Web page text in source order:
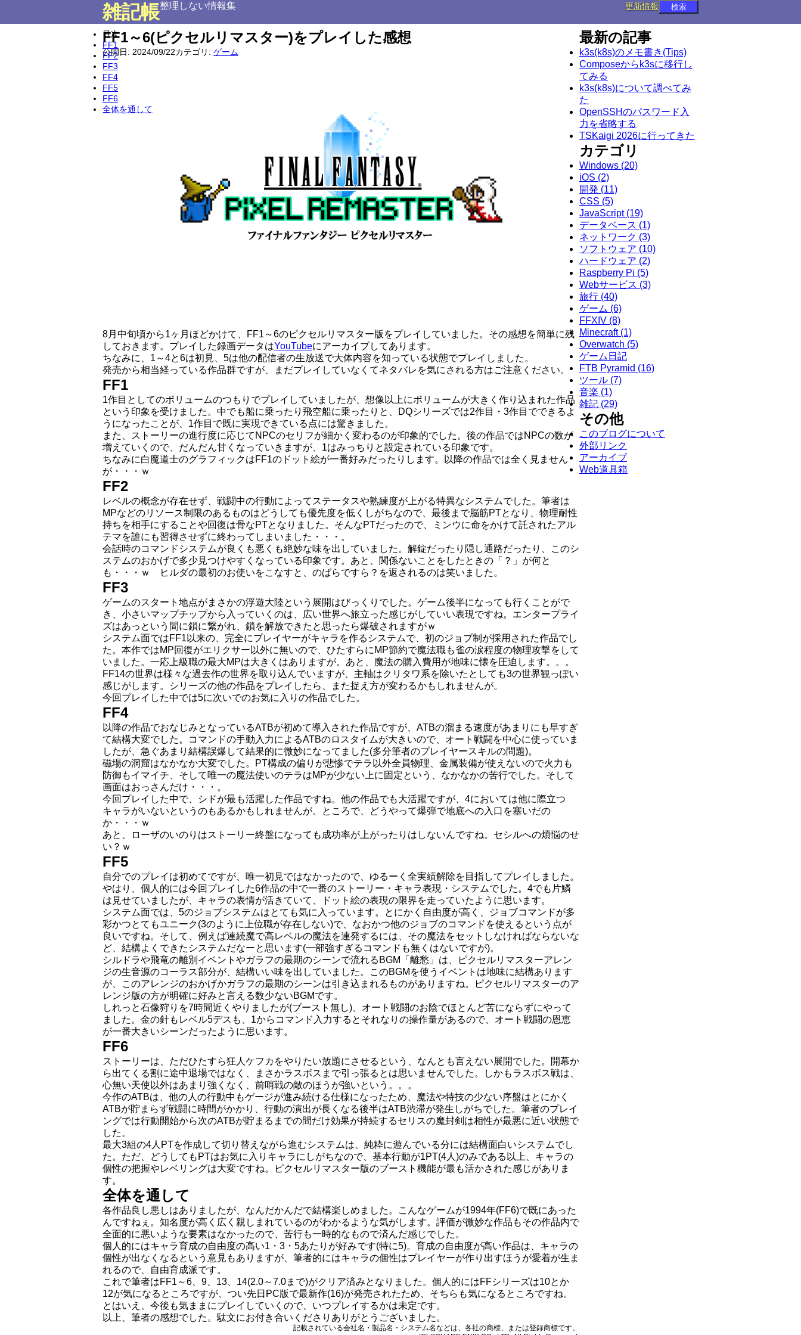
雑記帳整理しない情報集 更新情報
目次
FF1
FF2
FF3
FF4
FF5
FF6
全体を通して
FF1～6(ピクセルリマスター)をプレイした感想
公開日: 2024/09/22カテゴリ: ゲーム
8月中旬頃から1ヶ月ほどかけて、FF1～6のピクセルリマスター版をプレイしていました。その感想を簡単に残
しておきます。プレイした録画データはYouTubeにアーカイブしてあります。
ちなみに、1～4と6は初見、5は他の配信者の生放送で大体内容を知っている状態でプレイしました。
発売から相当経っている作品群ですが、まだプレイしていなくてネタバレを気にされる方はご注意ください。
FF1
1作目としてのボリュームのつもりでプレイしていましたが、想像以上にボリュームが大きく作り込まれた作品
という印象を受けました。中でも船に乗ったり飛空船に乗ったりと、DQシリーズでは2作目・3作目でできるよ
うになったことが、1作目で既に実現できている点には驚きました。
また、ストーリーの進行度に応じてNPCのセリフが細かく変わるのが印象的でした。後の作品ではNPCの数が
増えていくので、だんだん甘くなっていきますが、1はみっちりと設定されている印象です。
ちなみに白魔道士のグラフィックはFF1のドット絵が一番好みだったりします。以降の作品では全く見ません
が・・・ｗ
FF2
レベルの概念が存在せず、戦闘中の行動によってステータスや熟練度が上がる特異なシステムでした。筆者は
MPなどのリソース制限のあるものはどうしても優先度を低くしがちなので、最後まで脳筋PTとなり、物理耐性
持ちを相手にすることや回復は骨なPTとなりました。そんなPTだったので、ミンウに命をかけて託されたアル
テマを誰にも習得させずに終わってしまいました・・・。
会話時のコマンドシステムが良くも悪くも絶妙な味を出していました。解錠だったり隠し通路だったり、このシ
ステムのおかげで多少見つけやすくなっている印象です。あと、関係ないことをしたときの「？」が何と
も・・・ｗ ヒルダの最初のお使いをこなすと、のばらですら？を返されるのは笑いました。
FF3
ゲームのスタート地点がまさかの浮遊大陸という展開はびっくりでした。ゲーム後半になっても行くことがで
き、小さいマップチップから入っていくのは、広い世界へ旅立った感じがしていい表現ですね。エンタープライ
ズはあっという間に鎖に繋がれ、鎖を解放できたと思ったら爆破されますがｗ
システム面ではFF1以来の、完全にプレイヤーがキャラを作るシステムで、初のジョブ制が採用された作品でし
た。本作ではMP回復がエリクサー以外に無いので、ひたすらにMP節約で魔法職も雀の涙程度の物理攻撃をして
いました。一応上級職の最大MPは大きくはありますが。あと、魔法の購入費用が地味に懐を圧迫します。。。
FF14の世界は様々な過去作の世界を取り込んでいますが、主軸はクリタワ系を除いたとしても3の世界観っぽい
感じがします。シリーズの他の作品をプレイしたら、また捉え方が変わるかもしれませんが。
今回プレイした中では5に次いでのお気に入りの作品でした。
FF4
以降の作品でおなじみとなっているATBが初めて導入された作品ですが、ATBの溜まる速度があまりにも早すぎ
て結構大変でした。コマンドの手動入力によるATBのロスタイムが大きいので、オート戦闘を中心に使っていま
したが、急ぐあまり結構誤爆して結果的に微妙になってました(多分筆者のプレイヤースキルの問題)。
磁場の洞窟はなかなか大変でした。PT構成の偏りが悲惨でテラ以外全員物理、金属装備が使えないので火力も
防御もイマイチ、そして唯一の魔法使いのテラはMPが少ない上に固定という、なかなかの苦行でした。そして
画面はおっさんだけ・・・。
今回プレイした中で、シドが最も活躍した作品ですね。他の作品でも大活躍ですが、4においては他に際立つ
キャラがいないというのもあるかもしれませんが。ところで、どうやって爆弾で地底への入口を塞いだの
か・・・ｗ
あと、ローザのいのりはストーリー終盤になっても成功率が上がったりはしないんですね。セシルへの煩悩のせ
い？ｗ
FF5
自分でのプレイは初めてですが、唯一初見ではなかったので、ゆるーく全実績解除を目指してプレイしました。
やはり、個人的には今回プレイした6作品の中で一番のストーリー・キャラ表現・システムでした。4でも片鱗
は見せていましたが、キャラの表情が活きていて、ドット絵の表現の限界を走っていたように思います。
システム面では、5のジョブシステムはとても気に入っています。とにかく自由度が高く、ジョブコマンドが多
彩かつとてもユニーク(3のように上位職が存在しない)で、なおかつ他のジョブのコマンドを使えるという点が
良いですね。そして、例えば連続魔で高レベルの魔法を連発するには、その魔法をセットしなければならないな
ど、結構よくできたシステムだなーと思います(一部強すぎるコマンドも無くはないですが)。
シルドラや飛竜の離別イベントやガラフの最期のシーンで流れるBGM「離愁」は、ピクセルリマスターアレン
ジの生音源のコーラス部分が、結構いい味を出していました。このBGMを使うイベントは地味に結構あります
が、このアレンジのおかげかガラフの最期のシーンは引き込まれるものがありますね。ピクセルリマスターのア
レンジ版の方が明確に好みと言える数少ないBGMです。
しれっと石像狩りを7時間近くやりましたが(ブースト無し)、オート戦闘のお陰でほとんど苦にならずにやって
ました。金の針もレベル5デスも、1からコマンド入力するとそれなりの操作量があるので、オート戦闘の恩恵
が一番大きいシーンだったように思います。
FF6
ストーリーは、ただひたすら狂人ケフカをやりたい放題にさせるという、なんとも言えない展開でした。開幕か
ら出てくる割に途中退場ではなく、まさかラスボスまで引っ張るとは思いませんでした。しかもラスボス戦は、
心無い天使以外はあまり強くなく、前哨戦の敵のほうが強いという。。。
今作のATBは、他の人の行動中もゲージが進み続ける仕様になったため、魔法や特技の少ない序盤はとにかく
ATBが貯まらず戦闘に時間がかかり、行動の演出が長くなる後半はATB渋滞が発生しがちでした。筆者のプレイ
ングでは行動開始から次のATBが貯まるまでの間だけ効果が持続するセリスの魔封剣は相性が最悪に近い状態で
した。
最大3組の4人PTを作成して切り替えながら進むシステムは、純粋に遊んでいる分には結構面白いシステムでし
た。ただ、どうしてもPTはお気に入りキャラにしがちなので、基本行動が1PT(4人)のみである以上、キャラの
個性の把握やレベリングは大変ですね。ピクセルリマスター版のブースト機能が最も活かされた感じがありま
す。
全体を通して
各作品良し悪しはありましたが、なんだかんだで結構楽しめました。こんなゲームが1994年(FF6)で既にあった
んですねぇ。知名度が高く広く親しまれているのがわかるような気がします。評価が微妙な作品もその作品内で
全面的に悪いような要素はなかったので、苦行も一時的なもので済んだ感じでした。
個人的にはキャラ育成の自由度の高い1・3・5あたりが好みです(特に5)。育成の自由度が高い作品は、キャラの
個性が出なくなるという意見もありますが、筆者的にはキャラの個性はプレイヤーが作り出すほうが愛着が生ま
れるので、自由育成派です。
これで筆者はFF1～6、9、13、14(2.0～7.0まで)がクリア済みとなりました。個人的にはFFシリーズは10とか
12が気になるところですが、つい先日PC版で最新作(16)が発売されたため、そちらも気になるところですね。
とはいえ、今後も気ままにプレイしていくので、いつプレイするかは未定です。
以上、筆者の感想でした。駄文にお付き合いくださりありがとうございました。
記載されている会社名・製品名・システム名などは、各社の商標、または登録商標です。
最新の記事
k3s(k8s)のメモ書き(Tips)
Composeからk3sに移行し
てみる
k3s(k8s)について調べてみ
た
OpenSSHのパスワード入
力を省略する
TSKaigi 2026に行ってきた
カテゴリ
Windows (20)
iOS (2)
開発 (11)
CSS (5)
JavaScript (19)
データベース (1)
ネットワーク (3)
ソフトウェア (10)
ハードウェア (2)
Raspberry Pi (5)
Webサービス (3)
旅行 (40)
ゲーム (6)
FFXIV (8)
Minecraft (1)
Overwatch (5)
ゲーム日記
FTB Pyramid (16)
ツール (7)
音楽 (1)
雑記 (29)
その他
このブログについて
外部リンク
アーカイブ
Web道具箱